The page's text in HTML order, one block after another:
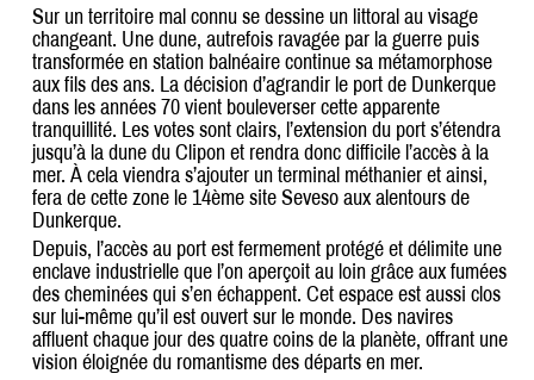
Sur un territoire mal connu se dessine un littoral au visage
changeant. Une dune, autrefois ravagée par la guerre puis
transformée en station balnéaire continue sa métamorphose
aux fils des ans. La décision d’agrandir le port de Dunkerque
dans les années 70 vient bouleverser cette apparente
tranquillité. Les votes sont clairs, l’extension du port s’étendra
jusqu’à la dune du Clipon et rendra donc difficile l’accès à la
mer. À cela viendra s’ajouter un terminal méthanier et ainsi,
fera de cette zone le 14ème site Seveso aux alentours de
Dunkerque.
Depuis, l’accès au port est fermement protégé et délimite une
enclave industrielle que l’on aperçoit au loin grâce aux fumées
des cheminées qui s’en échappent. Cet espace est aussi clos
sur lui-même qu’il est ouvert sur le monde. Des navires
affluent chaque jour des quatre coins de la planète, offrant une
vision éloignée du romantisme des départs en mer.